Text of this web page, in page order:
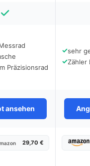
Präzisionsrad
✓sehr
✓Zähler
ansehen
29,70 €